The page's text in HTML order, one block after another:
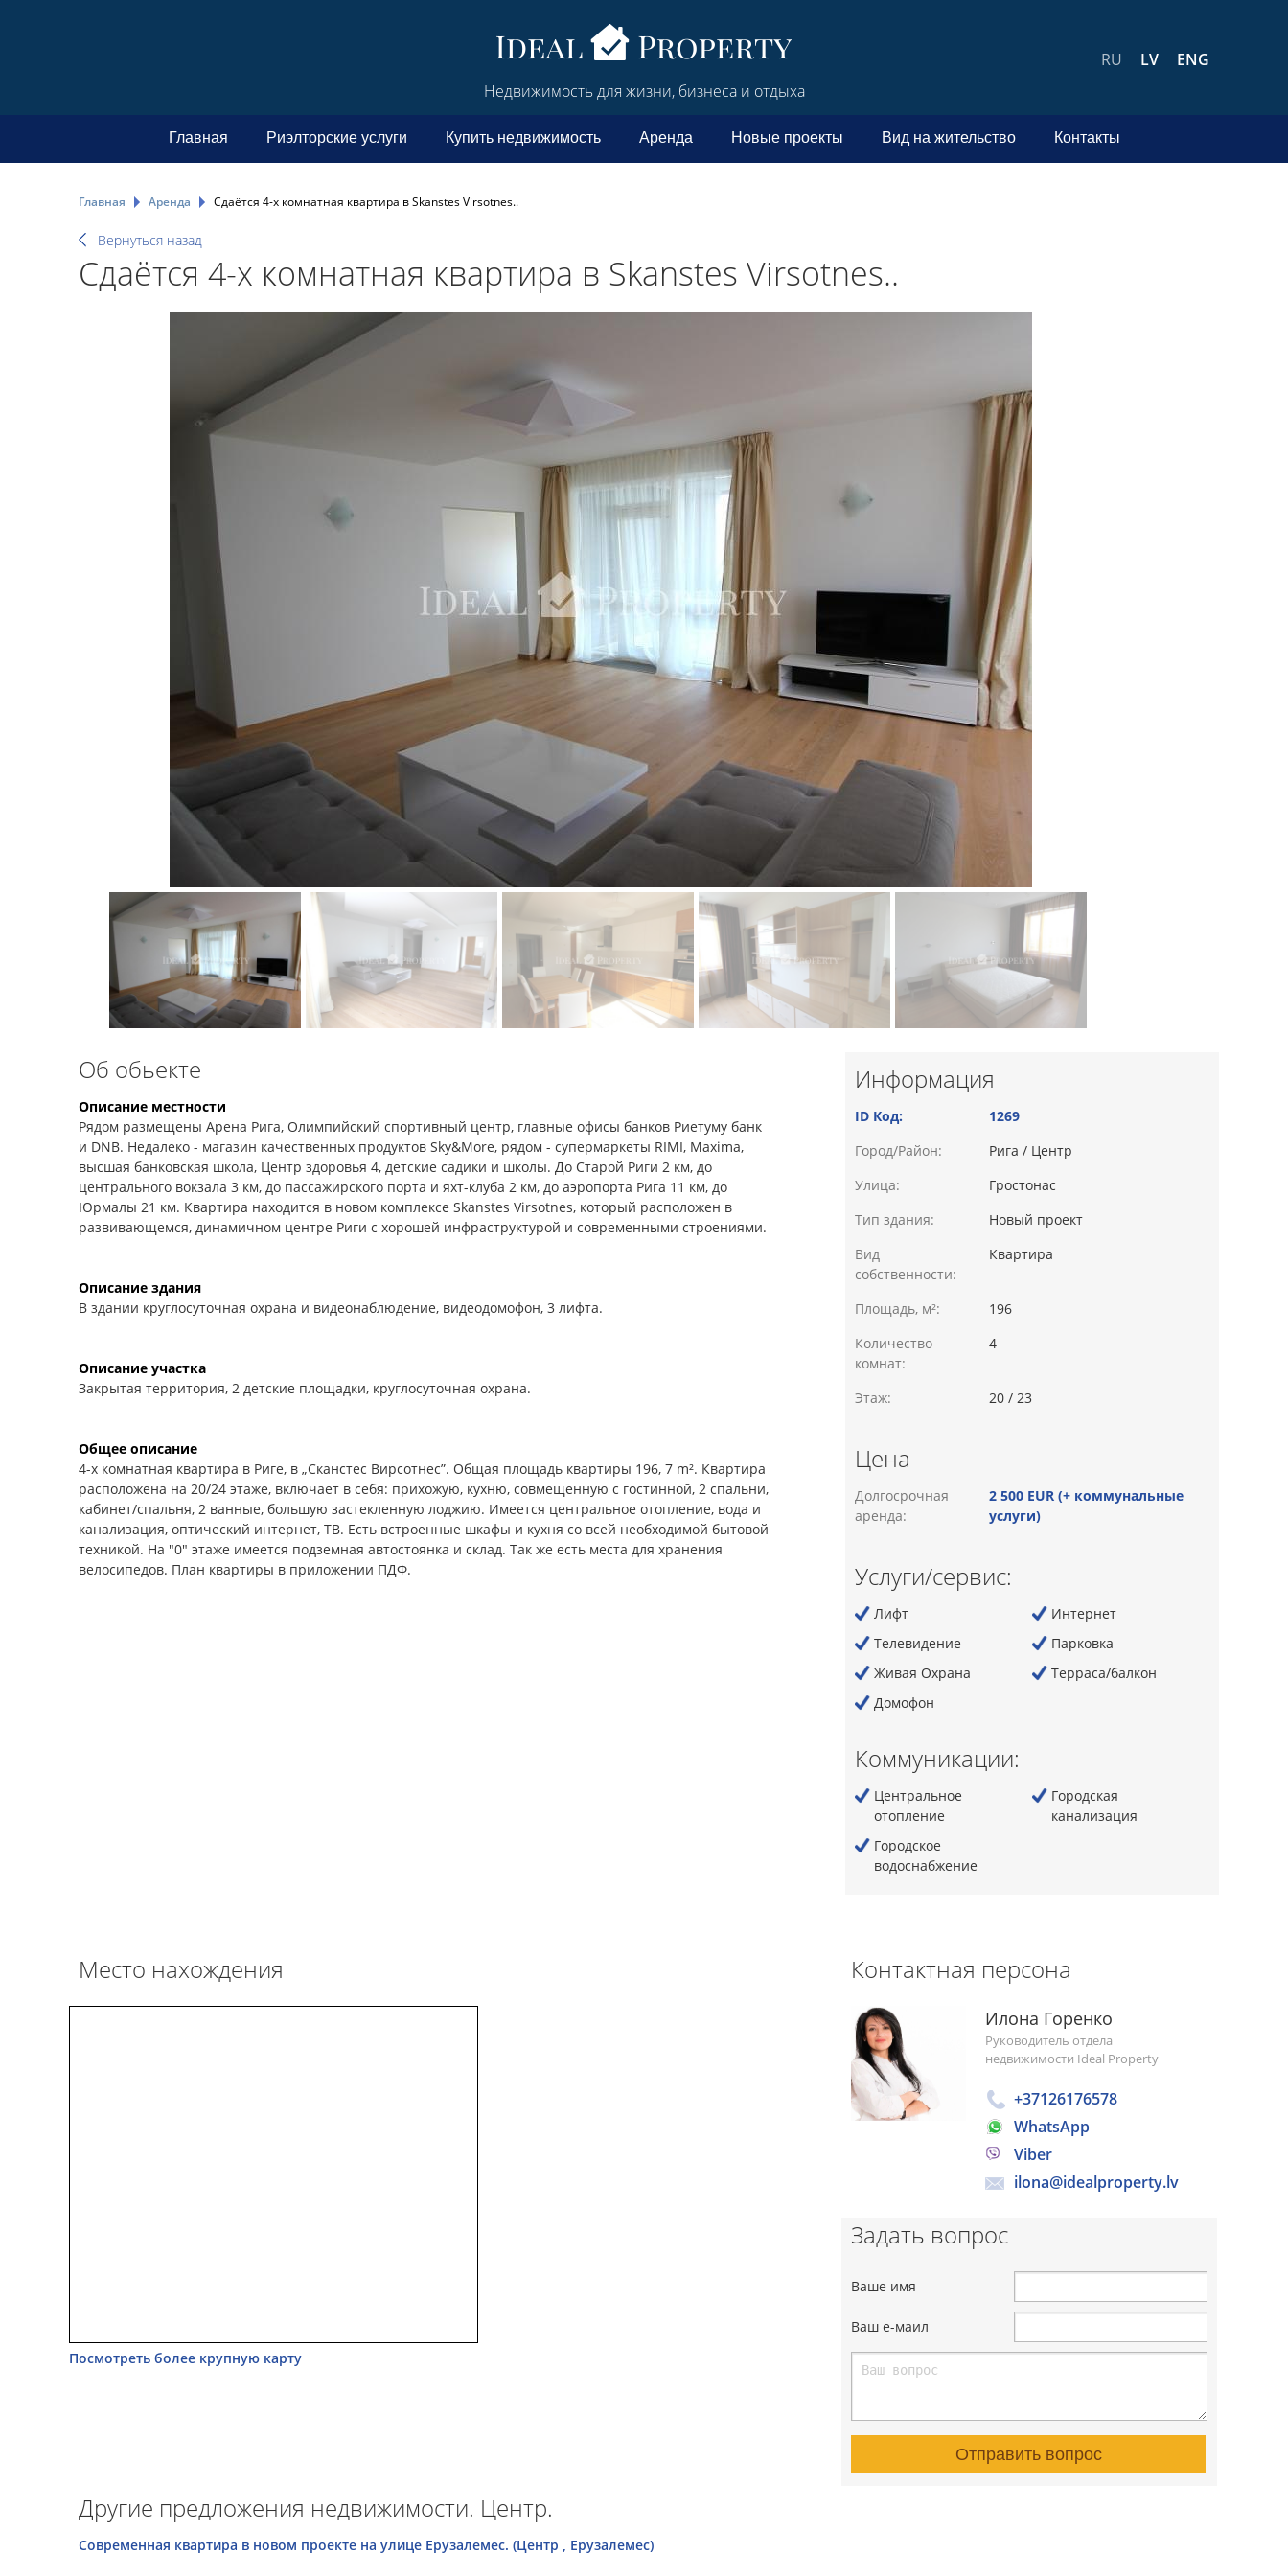
Недвижимость для жизни, бизнеса и отдыха
RU LV ENG
Главная Риэлторские услуги Купить недвижимость Аренда Новые проекты Вид на жительство Контакты
Главная Аренда Сдаётся 4-х комнатная квартира в Skanstes Virsotnes..
Вернуться назад
Сдаётся 4-х комнатная квартира в Skanstes Virsotnes..
Об обьекте
Описание местности
Рядом размещены Арена Рига, Олимпийский спортивный центр, главные офисы банков Риетуму банк
и DNB. Недалеко - магазин качественных продуктов Sky&More, рядом - супермаркеты RIMI, Maxima,
высшая банковская школа, Центр здоровья 4, детские садики и школы. До Старой Риги 2 км, до
центрального вокзала 3 км, до пассажирского порта и яхт-клуба 2 км, до аэропорта Рига 11 км, до
Юрмалы 21 км. Квартира находится в новом комплексе Skanstes Virsotnes, который расположен в
развивающемся, динамичном центре Риги с хорошей инфраструктурой и современными строениями.
Описание здания
В здании круглосуточная охрана и видеонаблюдение, видеодомофон, 3 лифта.
Описание участка
Закрытая территория, 2 детские площадки, круглосуточная охрана.
Общее описание
4-х комнатная квартира в Риге, в „Сканстес Вирсотнес”. Общая площадь квартиры 196, 7 m². Квартира
расположена на 20/24 этаже, включает в себя: прихожую, кухню, совмещенную с гостинной, 2 спальни,
кабинет/cпальня, 2 ванные, большую застекленную лоджию. Имеется центральное отопление, вода и
канализация, оптический интернет, ТВ. Есть встроенные шкафы и кухня со всей необходимой бытовой
техникой. На "0" этаже имеется подземная автостоянка и склад. Так же есть места для хранения
велосипедов. План квартиры в приложении ПДФ.
Информация
ID Код:
1269
Город/Район:
Рига / Центр
Улица:
Гростонас
Тип здания:
Новый проект
Вид
собственности:
Квартира
Площадь, м²:
196
Количество
комнат:
4
Этаж: 20 / 23
Цена
Долгосрочная
аренда:
2 500 EUR (+ коммунальные
услуги)
Услуги/сервис:
Лифт
Интернет
Телевидение
Парковка
Живая Охрана
Терраса/балкон
Домофон
Коммуникации:
Центральное
отопление
Городская
канализация
Городскoe
водоснабжение
Место нахождения
Посмотреть более крупную карту
Контактная персона
Илона Горенко
Руководитель отдела
недвижимости Ideal Property
+37126176578
WhatsApp
Viber
ilona@idealproperty.lv
Задать вопрос
Ваше имя
Ваш е-маил
Отправить вопрос
Другие предложения недвижимости. Центр.
Современная квартира в новом проекте на улице Ерузалемес. (Центр , Ерузалемес)